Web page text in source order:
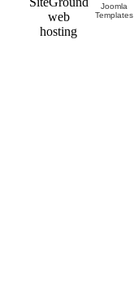
Joomla
Templates